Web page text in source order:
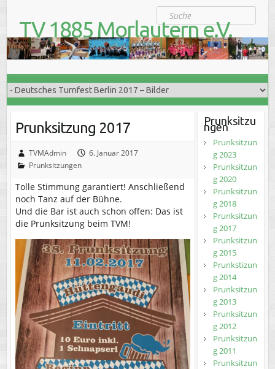
Suche
TV 1885 Morlautern e.V.
Der Turnverein für Jung und Alt
Prunksitzung 2017
TVMAdmin
6. Januar 2017
Prunksitzungen
Tolle Stimmung garantiert! Anschließend
noch Tanz auf der Bühne.
Und die Bar ist auch schon offen: Das ist
die Prunksitzung beim TVM!
Prunksitzu
ngen
Prunksitzun
g 2023
Prunksitzun
g 2020
Prunksitzun
g 2018
Prunksitzun
g 2017
Prunksitzun
g 2015
Prunkstizun
g 2014
Prunksitzun
g 2013
Prunksitzun
g 2012
Prunksitzun
g 2011
Prunksitzun